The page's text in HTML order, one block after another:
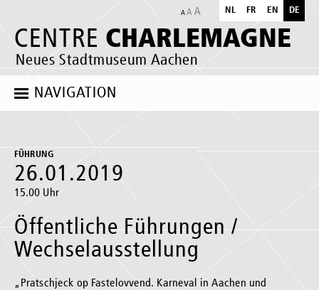
CENTRE CHARLEMAGNE
Neues Stadtmuseum Aachen
NL FR EN DE
NAVIGATION
FÜHRUNG
26.01.2019
15.00 Uhr
Öffentliche Führungen /
Wechselausstellung
„Pratschjeck op Fastelovvend. Karneval in Aachen und